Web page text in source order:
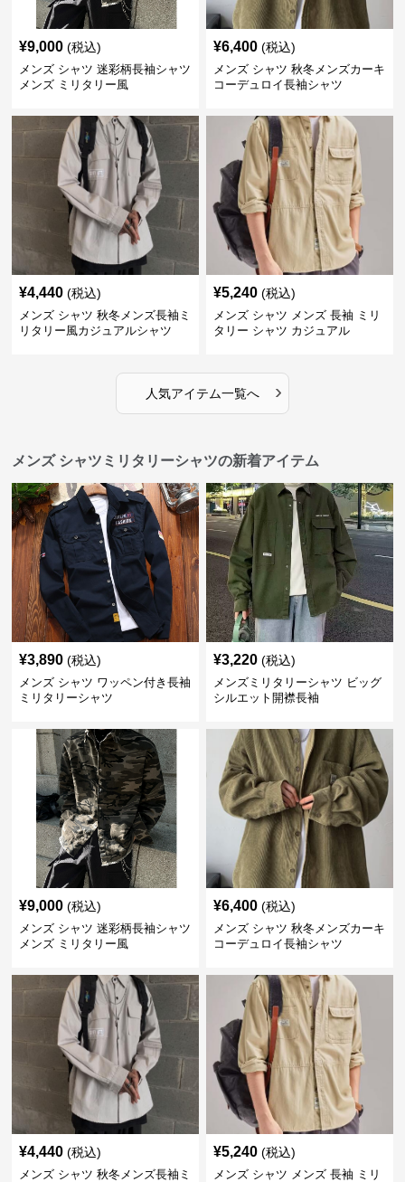
¥9,000 (税込)
メンズ シャツ 迷彩柄長袖シャツ
メンズ ミリタリー風
¥6,400 (税込)
メンズ シャツ 秋冬メンズカーキ
コーデュロイ長袖シャツ
¥4,440 (税込)
メンズ シャツ 秋冬メンズ長袖ミ
リタリー風カジュアルシャツ
¥5,240 (税込)
メンズ シャツ メンズ 長袖 ミリ
タリー シャツ カジュアル
人気アイテム一覧へ ›
メンズ シャツミリタリーシャツの新着アイテム
¥3,890 (税込)
メンズ シャツ ワッペン付き長袖
ミリタリーシャツ
¥3,220 (税込)
メンズミリタリーシャツ ビッグ
シルエット開襟長袖
¥9,000 (税込)
メンズ シャツ 迷彩柄長袖シャツ
メンズ ミリタリー風
¥6,400 (税込)
メンズ シャツ 秋冬メンズカーキ
コーデュロイ長袖シャツ
¥4,440 (税込)
メンズ シャツ 秋冬メンズ長袖ミ
¥5,240 (税込)
メンズ シャツ メンズ 長袖 ミリ